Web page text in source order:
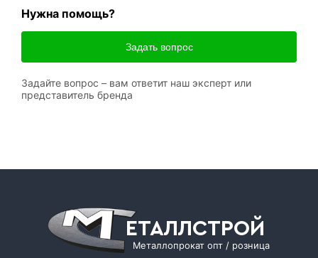
Нужна помощь?
Задать вопрос
Задайте вопрос – вам ответит наш эксперт или
представитель бренда
ЕТАЛЛСТРОЙ
Металлопрокат опт / розница